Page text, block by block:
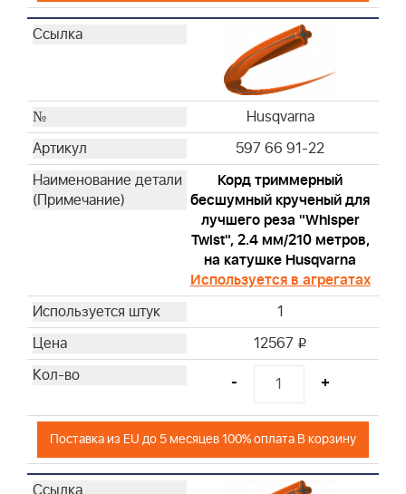
Husqvarna
597 66 91-22
Корд триммерный
бесшумный крученый для
лучшего реза "Whisper
Twist", 2.4 мм/210 метров,
на катушке Husqvarna
Используется в агрегатах
1
12567 i
- +
Поставка из EU до 5 месяцев 100% оплата В корзину